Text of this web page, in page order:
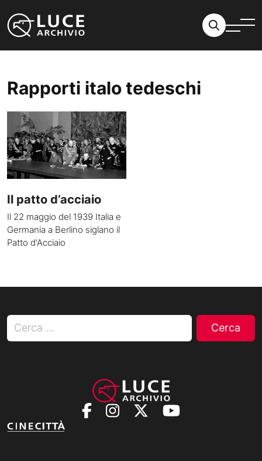
Rapporti italo tedeschi
Il patto d’acciaio
Il 22 maggio del 1939 Italia e
Germania a Berlino siglano il
Patto d'Acciaio
Ricerca per: